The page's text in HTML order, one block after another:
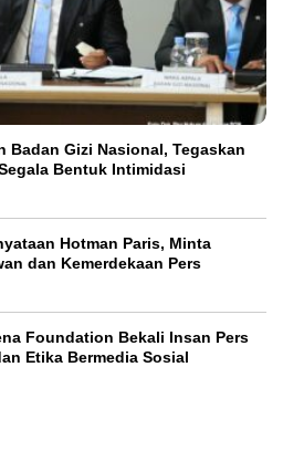
Badan Gizi Nasional, Tegaskan
Bentuk Intimidasi
Hotman Paris, Minta
dan Kemerdekaan Pers
Foundation Bekali Insan Pers
Etika Bermedia Sosial